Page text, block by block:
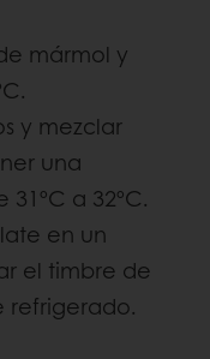
mármol y
y mezclar
una
a 32ºC.
en un
el timbre de
refrigerado.